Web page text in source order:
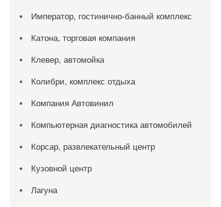
Император, гостинично-банный комплекс
Катона, торговая компания
Клевер, автомойка
Колибри, комплекс отдыха
Компания Автовинил
Компьютерная диагностика автомобилей
Корсар, развлекательный центр
Кузовной центр
Лагуна